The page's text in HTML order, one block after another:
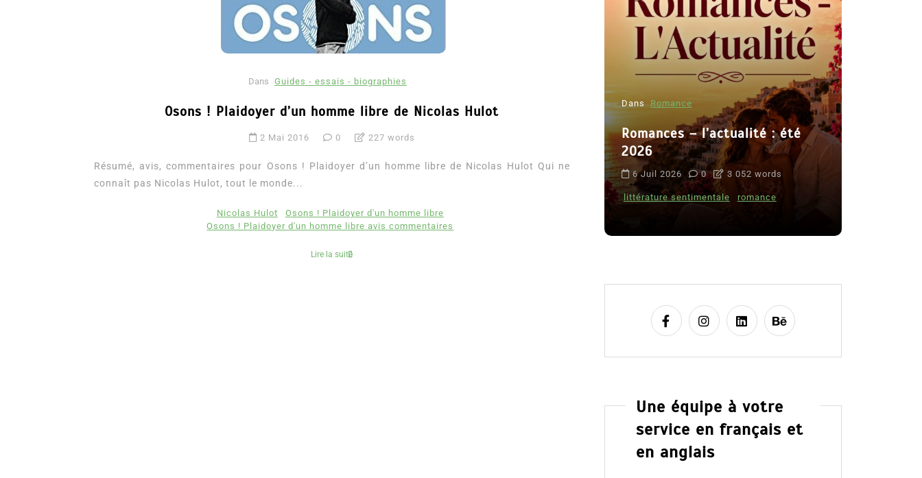
Dans Guides - essais - biographies
Osons ! Plaidoyer d’un homme libre de Nicolas Hulot
2 Mai 2016 0 227 words
Résumé, avis, commentaires pour Osons ! Plaidoyer d’un homme libre de Nicolas Hulot Qui ne
connaît pas Nicolas Hulot, tout le monde...
Nicolas Hulot
Osons ! Plaidoyer d'un homme libre
Osons ! Plaidoyer d'un homme libre avis commentaires
Lire la suite
Dans Romance
Romances – l’actualité : été
6 Juil 2026
Dans Thriller
Le coupable n’est pas Camille
8 Juil 2026
Dans Romance
Romances – l’actualité : été
2026
6 Juil 2026 0 3 052 words
littérature sentimentale romance
Une équipe à votre
service en français et
en anglais